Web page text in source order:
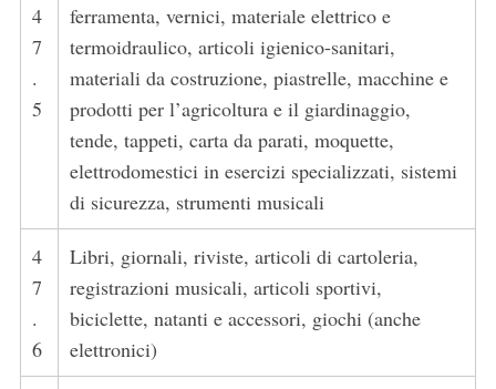
4
7
.
5
ferramenta, vernici, materiale elettrico e
termoidraulico, articoli igienico-sanitari,
materiali da costruzione, piastrelle, macchine e
prodotti per l’agricoltura e il giardinaggio,
tende, tappeti, carta da parati, moquette,
elettrodomestici in esercizi specializzati, sistemi
di sicurezza, strumenti musicali
4
7
.
6
Libri, giornali, riviste, articoli di cartoleria,
registrazioni musicali, articoli sportivi,
biciclette, natanti e accessori, giochi (anche
elettronici)
S
e
a